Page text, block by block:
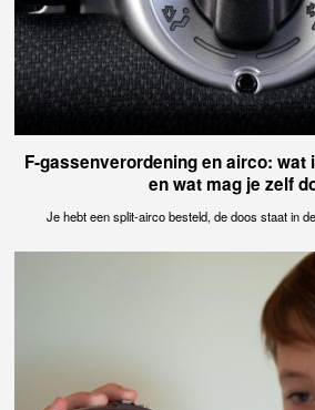
F-gassenverordening en airco:
en wat mag je zelf
Je hebt een split-airco besteld, de doos staat in